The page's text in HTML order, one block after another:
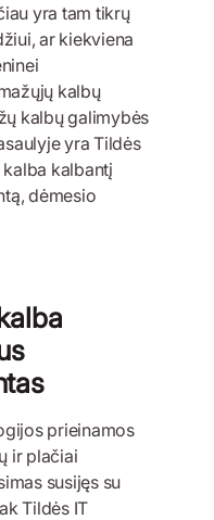
yra tam tikrų
ar kiekviena
kalbų
kalbų galimybės
yra Tildės
kalbantį
dėmesio
prieinamos
ir plačiai
susijęs su
Tildės IT